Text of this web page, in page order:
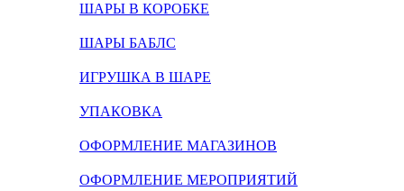
ШАРЫ В КОРОБКЕ
ШАРЫ БАБЛС
ИГРУШКА В ШАРЕ
УПАКОВКА
ОФОРМЛЕНИЕ МАГАЗИНОВ
ОФОРМЛЕНИЕ МЕРОПРИЯТИЙ